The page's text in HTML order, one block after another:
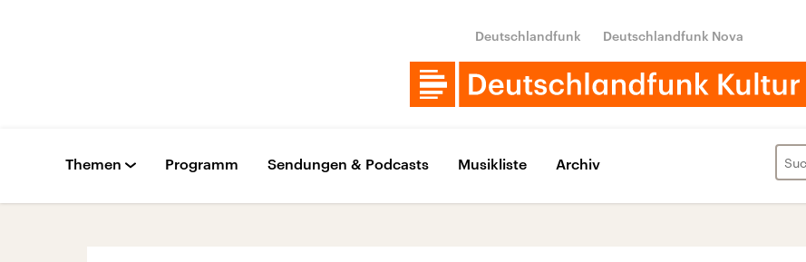
Deutschlandfunk Deutschlandfunk Nova
Themen Programm Sendungen & Podcasts Musikliste Archiv